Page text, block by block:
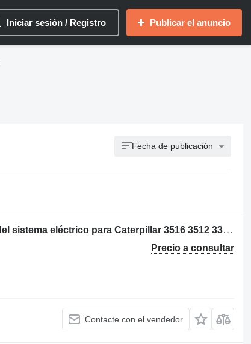
Iniciar sesión / Registro Publicar el anuncio
Fecha de publicación
GOBERNADOR RPM 3N-4026 otra pieza del sistema eléctrico para Caterpillar 3516 3512 3304 3306 3408 D333C
Precio a consultar
Contacte con el vendedor